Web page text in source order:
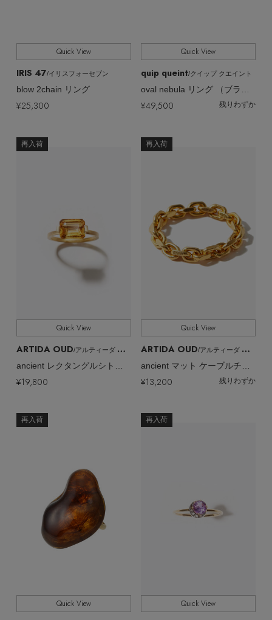
Quick View
IRIS 47/イリスフォーセブン
blow 2chain リング
¥25,300
Quick View
quip queint/クイップ クエイント
oval nebula リング （ブラックルチルクォーツ）
¥49,500 残りわずか
再入荷
Quick View
ARTIDA OUD/アルティーダ ウード
¥19,800
再入荷
Quick View
ARTIDA OUD/アルティーダ ウード
¥13,200 残りわずか
再入荷
Quick View
再入荷
Quick View